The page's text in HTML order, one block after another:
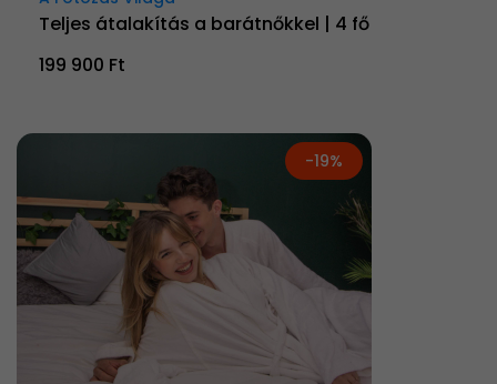
Teljes átalakítás a barátnőkkel | 4 fő
199 900 Ft
-19%